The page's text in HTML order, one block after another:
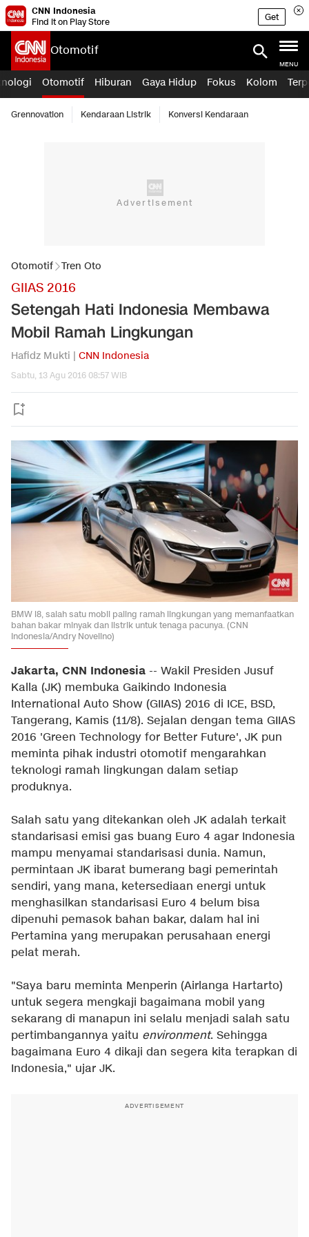
CNN Indonesia
Find it on Play Store
Get
Otomotif
MENU
Otomotif Hiburan Gaya Hidup Fokus Kolom
Grennovation Kendaraan Listrik Konversi Kendaraan
Otomotif Tren Oto
GIIAS 2016
Setengah Hati Indonesia Membawa
Mobil Ramah Lingkungan
Hafidz Mukti | CNN Indonesia
Sabtu, 13 Agu 2016 08:57 WIB
BMW i8, salah satu mobil paling ramah lingkungan yang memanfaatkan
bahan bakar minyak dan listrik untuk tenaga pacunya. (CNN
Indonesia/Andry Novelino)
Jakarta, CNN Indonesia -- Wakil Presiden Jusuf
Kalla (JK) membuka Gaikindo Indonesia
International Auto Show (GIIAS) 2016 di ICE, BSD,
Tangerang, Kamis (11/8). Sejalan dengan tema GIIAS
2016 'Green Technology for Better Future', JK pun
meminta pihak industri otomotif mengarahkan
teknologi ramah lingkungan dalam setiap
produknya.
Salah satu yang ditekankan oleh JK adalah terkait
standarisasi emisi gas buang Euro 4 agar Indonesia
mampu menyamai standarisasi dunia. Namun,
permintaan JK ibarat bumerang bagi pemerintah
sendiri, yang mana, ketersediaan energi untuk
menghasilkan standarisasi Euro 4 belum bisa
dipenuhi pemasok bahan bakar, dalam hal ini
Pertamina yang merupakan perusahaan energi
pelat merah.
"Saya baru meminta Menperin (Airlanga Hartarto)
untuk segera mengkaji bagaimana mobil yang
sekarang di manapun ini selalu menjadi salah satu
pertimbangannya yaitu environment. Sehingga
bagaimana Euro 4 dikaji dan segera kita terapkan di
Indonesia," ujar JK.
ADVERTISEMENT